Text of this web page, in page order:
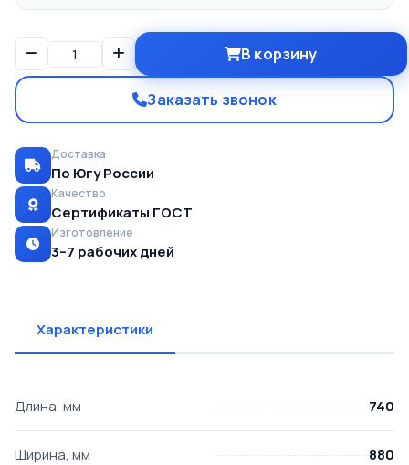
В корзину
Заказать звонок
Доставка
По Югу России
Качество
Сертификаты ГОСТ
Изготовление
3–7 рабочих дней
Характеристики
Длина, мм 740
Ширина, мм 880